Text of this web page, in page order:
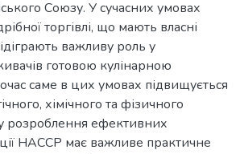
Союзу. У сучасних умовах
торгівлі, що мають власні
важливу роль у
готовою кулінарною
саме в цих умовах підвищується
хімічного та фізичного
розроблення ефективних
НАССР має важливе практичне